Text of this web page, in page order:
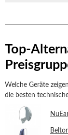
Top-
Welche Geräte
die besten